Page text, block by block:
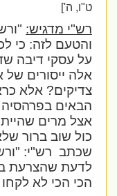
ט"ו, ה']
רש"י מדגיש:
והטעם לזה: כי
על עסקי דיבה
אלה ייסורים של
צדיקים? אלא
הבאים בפרהסיה -
אצל מרים
כול שוב ברור שלא
שכתב רש"י:
לדעת שהצרעת
הכי הכי לא לקחו